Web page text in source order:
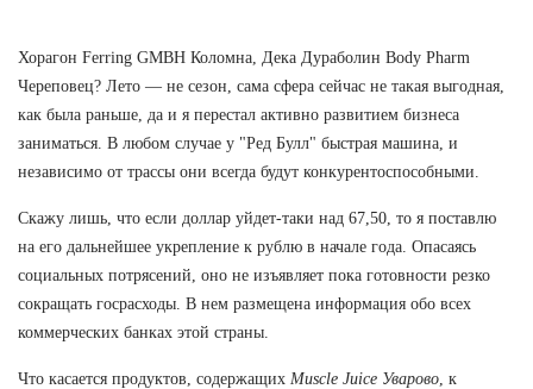
Хорагон Ferring GMBH Коломна, Дека Дураболин Body Pharm
Череповец? Лето — не сезон, сама сфера сейчас не такая выгодная,
как была раньше, да и я перестал активно развитием бизнеса
заниматься. В любом случае у "Ред Булл" быстрая машина, и
независимо от трассы они всегда будут конкурентоспособными.
Скажу лишь, что если доллар уйдет-таки над 67,50, то я поставлю
на его дальнейшее укрепление к рублю в начале года. Опасаясь
социальных потрясений, оно не изъявляет пока готовности резко
сокращать госрасходы. В нем размещена информация обо всех
коммерческих банках этой страны.
Что касается продуктов, содержащих Muscle Juice Уварово , к